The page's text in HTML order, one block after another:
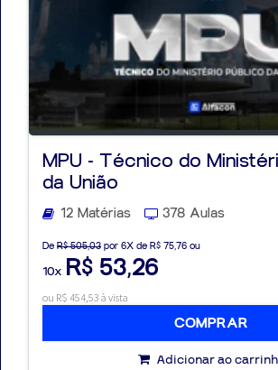
MPU - Técnico do
da União
12 Matérias 378 Aulas
De R$ 505,03 por 6X de R$ 75,76 ou
10x R$ 53,26
ou R$ 454,53 à vista
COMPRAR
Adicionar ao